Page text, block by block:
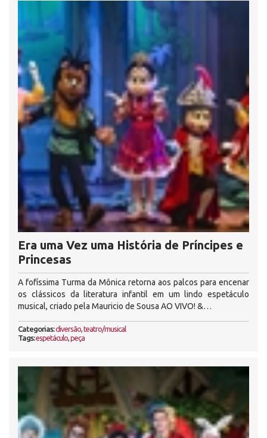
Era uma Vez uma História de Príncipes e
Princesas
A fofíssima Turma da Mônica retorna aos palcos para encenar
os clássicos da literatura infantil em um lindo espetáculo
musical, criado pela Mauricio de Sousa AO VIVO! &…
Categorias:diversão,teatro/musical
Tags:espetáculo,peça